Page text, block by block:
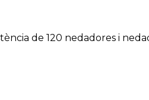
de 120 nedadores i